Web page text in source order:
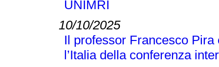
UNIMRI
10/10/2025
Il professor Francesco
l’Italia della conferenza